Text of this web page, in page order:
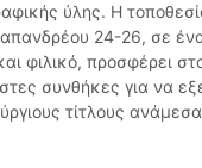
ύλης. Η
24-26, σε
φιλικό, προσφέρει
συνθήκες για να
τίτλους ανάμεσα